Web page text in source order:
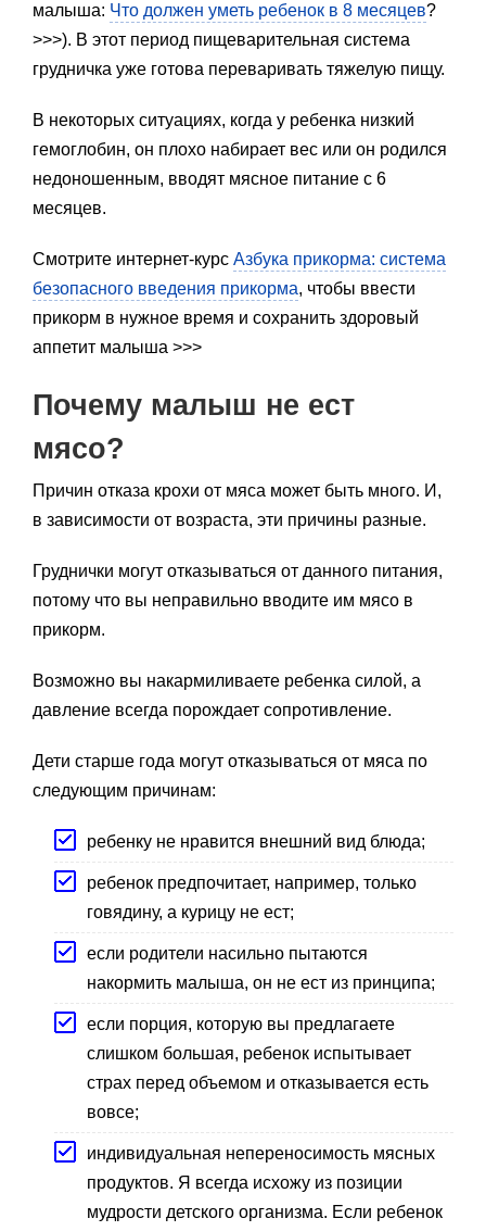
малыша: Что должен уметь ребенок в 8 месяцев?
>>>). В этот период пищеварительная система
грудничка уже готова переваривать тяжелую пищу.
В некоторых ситуациях, когда у ребенка низкий
гемоглобин, он плохо набирает вес или он родился
недоношенным, вводят мясное питание с 6
месяцев.
Смотрите интернет-курс Азбука прикорма: система
безопасного введения прикорма, чтобы ввести
прикорм в нужное время и сохранить здоровый
аппетит малыша >>>
Почему малыш не ест
мясо?
Причин отказа крохи от мяса может быть много. И,
в зависимости от возраста, эти причины разные.
Груднички могут отказываться от данного питания,
потому что вы неправильно вводите им мясо в
прикорм.
Возможно вы накармиливаете ребенка силой, а
давление всегда порождает сопротивление.
Дети старше года могут отказываться от мяса по
следующим причинам:
ребенку не нравится внешний вид блюда;
ребенок предпочитает, например, только
говядину, а курицу не ест;
если родители насильно пытаются
накормить малыша, он не ест из принципа;
если порция, которую вы предлагаете
слишком большая, ребенок испытывает
страх перед объемом и отказывается есть
вовсе;
индивидуальная непереносимость мясных
продуктов. Я всегда исхожу из позиции
мудрости детского организма. Если ребенок